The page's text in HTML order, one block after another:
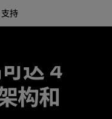
支持
达 4
构和